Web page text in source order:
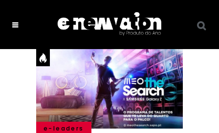
e-leaders